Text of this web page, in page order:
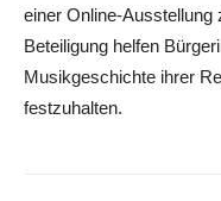
einer Online-
Beteiligung helfen
Musikgeschichte ihrer
festzuhalten.